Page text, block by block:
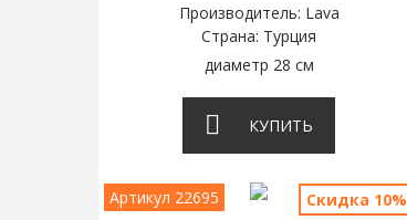
Производитель: Lava
Страна: Турция
диаметр 28 см
КУПИТЬ
Артикул 22695 Скидка 10%